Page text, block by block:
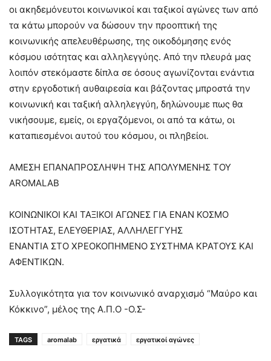
οι ακηδεμόνευτοι κοινωνικοί και ταξικοί αγώνες των από
τα κάτω μπορούν να δώσουν την προοπτική της
κοινωνικής απελευθέρωσης, της οικοδόμησης ενός
κόσμου ισότητας και αλληλεγγύης. Από την πλευρά μας
λοιπόν στεκόμαστε δίπλα σε όσους αγωνίζονται ενάντια
στην εργοδοτική αυθαιρεσία και βάζοντας μπροστά την
κοινωνική και ταξική αλληλεγγύη, δηλώνουμε πως θα
νικήσουμε, εμείς, οι εργαζόμενοι, οι από τα κάτω, οι
καταπιεσμένοι αυτού του κόσμου, οι πληβείοι.
ΑΜΕΣΗ ΕΠΑΝΑΠΡΟΣΛΗΨΗ ΤΗΣ ΑΠΟΛΥΜΕΝΗΣ ΤΟΥ
AROMALAB
ΚΟΙΝΩΝΙΚΟΙ ΚΑΙ ΤΑΞΙΚΟΙ ΑΓΩΝΕΣ ΓΙΑ ΕΝΑΝ ΚΟΣΜΟ
ΙΣΟΤΗΤΑΣ, ΕΛΕΥΘΕΡΙΑΣ, ΑΛΛΗΛΕΓΓΥΗΣ
ΕΝΑΝΤΙΑ ΣΤΟ ΧΡΕΟΚΟΠΗΜΕΝΟ ΣΥΣΤΗΜΑ ΚΡΑΤΟΥΣ ΚΑΙ
ΑΦΕΝΤΙΚΩΝ.
Συλλογικότητα για τον κοινωνικό αναρχισμό “Μαύρο και
Κόκκινο”, μέλος της Α.Π.Ο -Ο.Σ-
TAGS aromalab εργατικά εργατικοί αγώνες